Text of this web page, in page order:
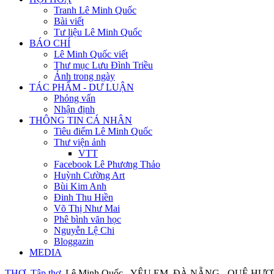
Tranh Lê Minh Quốc
Bài viết
Tư liệu Lê Minh Quốc
BÁO CHÍ
Lê Minh Quốc viết
Thư mục Lưu Đình Triều
Ảnh trong ngày
TÁC PHẨM - DƯ LUẬN
Phỏng vấn
Nhận định
THÔNG TIN CÁ NHÂN
Tiêu điểm Lê Minh Quốc
Thư viện ảnh
VTT
Facebook Lê Phương Thảo
Huỳnh Cường Art
Bùi Kim Anh
Đinh Thu Hiền
Võ Thị Như Mai
Phê bình văn học
Nguyễn Lệ Chi
Bloggazin
MEDIA